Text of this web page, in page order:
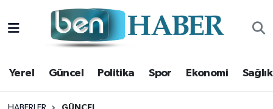
Yerel Güncel Politika Spor Ekonomi Sağlık
Yerel
Güncel
Hava Durumu
Trafik Durumu